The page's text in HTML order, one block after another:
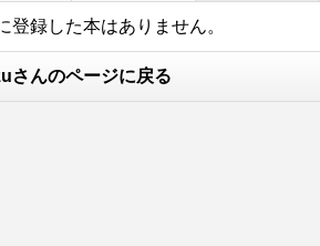
登録した本はありません。
さんのページに戻る